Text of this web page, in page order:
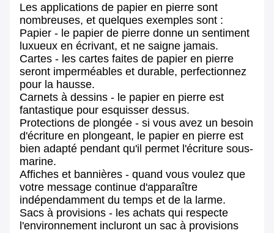
Les applications de papier en pierre sont
nombreuses, et quelques exemples sont :
Papier - le papier de pierre donne un sentiment
luxueux en écrivant, et ne saigne jamais.
Cartes - les cartes faites de papier en pierre
seront imperméables et durable, perfectionnez
pour la hausse.
Carnets à dessins - le papier en pierre est
fantastique pour esquisser dessus.
Protections de plongée - si vous avez un besoin
d'écriture en plongeant, le papier en pierre est
bien adapté pendant qu'il permet l'écriture sous-
marine.
Affiches et bannières - quand vous voulez que
votre message continue d'apparaître
indépendamment du temps et de la larme.
Sacs à provisions - les achats qui respecte
l'environnement incluront un sac à provisions